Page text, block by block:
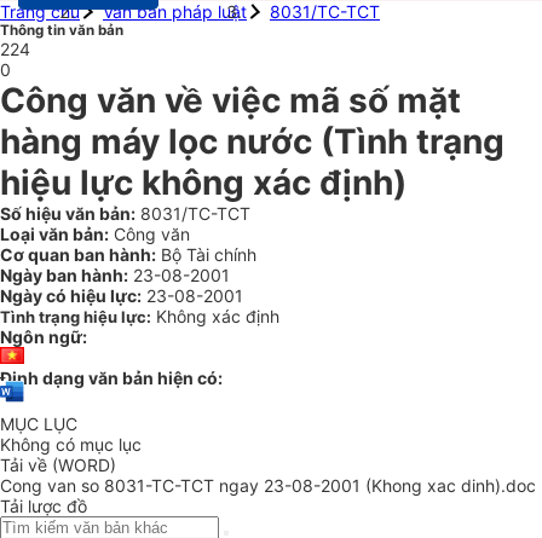
Trang chủ
Văn bản pháp luật 8031/TC-TCT
Thông tin văn bản
224
0
Công văn về việc mã số mặt
hàng máy lọc nước (Tình trạng
hiệu lực không xác định)
Số hiệu văn bản: 8031/TC-TCT
Loại văn bản: Công văn
Cơ quan ban hành: Bộ Tài chính
Ngày ban hành: 23-08-2001
Ngày có hiệu lực: 23-08-2001
Tình trạng hiệu lực: Không xác định
Ngôn ngữ:
Định dạng văn bản hiện có:
MỤC LỤC
Không có mục lục
Tải về (WORD)
Cong van so 8031-TC-TCT ngay 23-08-2001 (Khong xac dinh).doc
Tải lược đồ